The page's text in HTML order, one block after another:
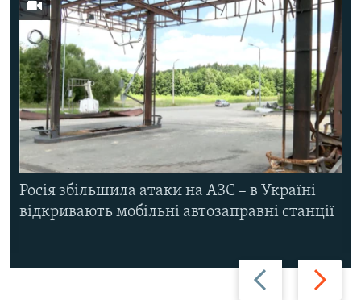
Назад Вперед
Росія збільшила атаки на АЗС – в Україні
відкривають мобільні автозаправні станції